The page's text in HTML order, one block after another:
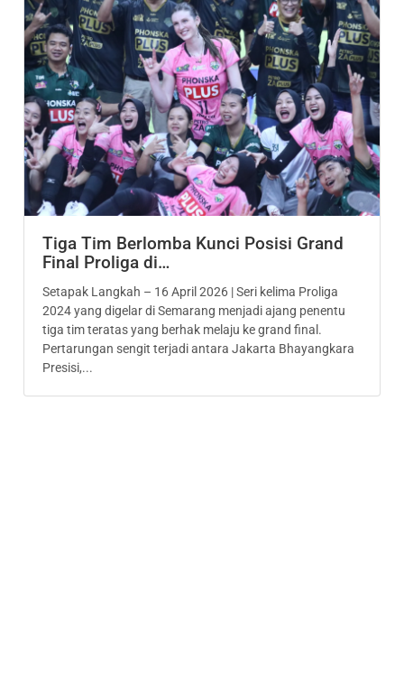
Tiga Tim Berlomba Kunci Posisi Grand
Final Proliga di…
Setapak Langkah – 16 April 2026 | Seri kelima Proliga
2024 yang digelar di Semarang menjadi ajang penentu
tiga tim teratas yang berhak melaju ke grand final.
Pertarungan sengit terjadi antara Jakarta Bhayangkara
Presisi,...